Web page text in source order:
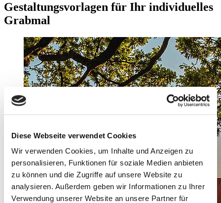
Diese Webseite verwendet Cookies
Wir verwenden Cookies, um Inhalte und Anzeigen zu
personalisieren, Funktionen für soziale Medien anbieten
zu können und die Zugriffe auf unsere Website zu
analysieren. Außerdem geben wir Informationen zu Ihrer
Verwendung unserer Website an unsere Partner für
Gestaltungsvorlagen für Ihr individuelles
Grabmal